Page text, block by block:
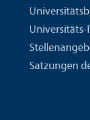
Universitäts-
Satzungen